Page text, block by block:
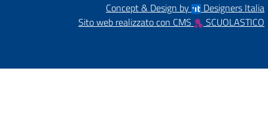
Concept & Design by
Designers Italia
Sito web realizzato con CMS
SCUOLASTICO